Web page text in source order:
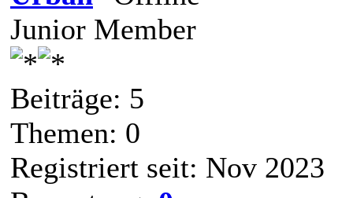
Junior Member
Beiträge: 5
Themen: 0
Registriert seit: Nov 2023